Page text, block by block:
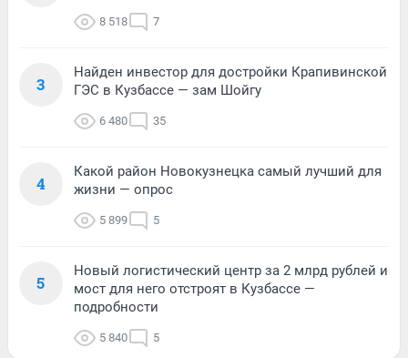
8 518 7
3
Найден инвестор для достройки Крапивинской
ГЭС в Кузбассе — зам Шойгу
6 480 35
4
Какой район Новокузнецка самый лучший для
жизни — опрос
5 899 5
5
Новый логистический центр за 2 млрд рублей и
мост для него отстроят в Кузбассе —
подробности
5 840 5